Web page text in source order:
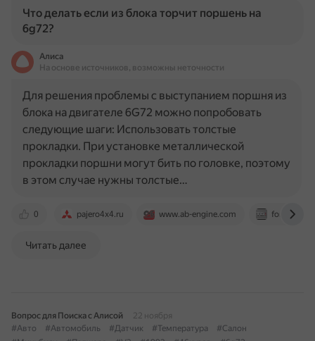
Что делать если из блока торчит поршень на
6g72?
Алиса
На основе источников, возможны неточности
0 pajero4x4.ru www.ab-engine.com
Для решения проблемы с выступанием поршня из
блока на двигателе 6G72 можно попробовать
следующие шаги: Использовать толстые
прокладки. При установке металлической
прокладки поршни могут бить по головке, поэтому
в этом случае нужны толстые…
Читать далее
Вопрос для Поиска с Алисой
22 ноября
#Авто
#Автомобиль #Датчик #Температура
#Салон